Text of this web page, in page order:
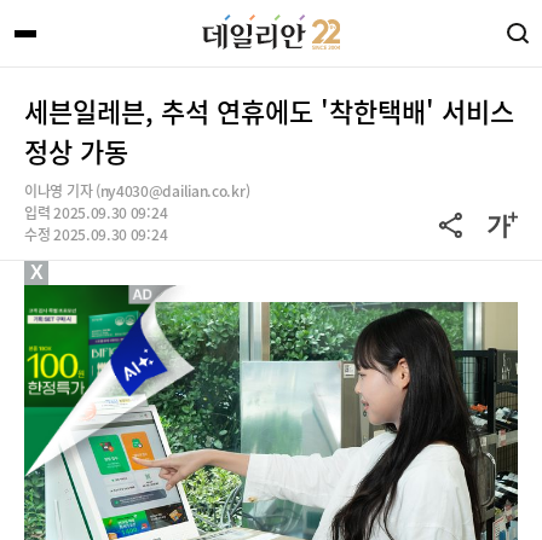
세븐일레븐, 추석 연휴에도 '착한택배' 서비스
정상 가동
이나영 기자 (ny4030@dailian.co.kr)
입력 2025.09.30 09:24
수정 2025.09.30 09:24
X